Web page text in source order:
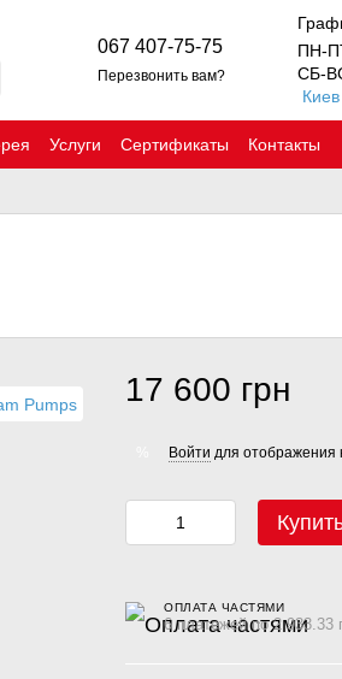
067 407-75-75
Перезвонить вам?
ПН-
СБ-
Услуги Сертификаты Контакты
17 600 грн
Войти для отображения
ОПЛАТА ЧАСТЯМИ
6 платежей по 2 933.33